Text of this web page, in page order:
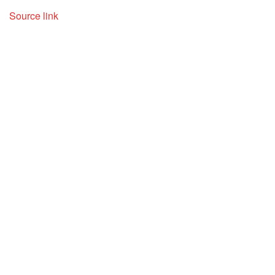
Source link